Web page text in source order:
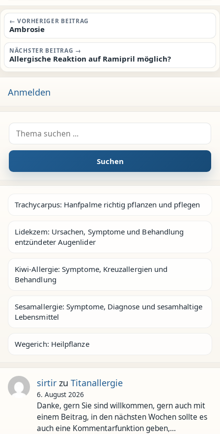
Beitragsnavigation
← VORHERIGER BEITRAG
Ambrosie
NÄCHSTER BEITRAG →
Allergische Reaktion auf Ramipril möglich?
Anmelden
Suche nach:
Suchen
Trachycarpus: Hanfpalme richtig pflanzen und pflegen
Lidekzem: Ursachen, Symptome und Behandlung
entzündeter Augenlider
Kiwi-Allergie: Symptome, Kreuzallergien und
Behandlung
Sesamallergie: Symptome, Diagnose und sesamhaltige
Lebensmittel
Wegerich: Heilpflanze
sirtirzu Titanallergie
6. August 2026
Danke, gern Sie sind willkommen, gern auch mit
einem Beitrag, in den nächsten Wochen sollte es
auch eine Kommentarfunktion geben,…